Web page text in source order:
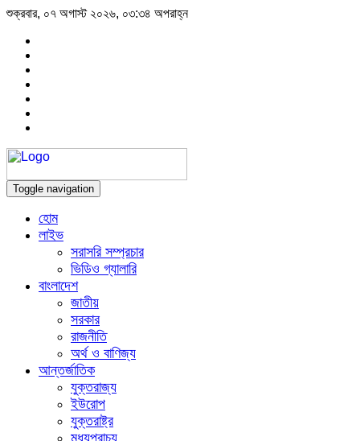
শুক্রবার, ০৭ অগাস্ট ২০২৬, ০৩:৩৪ অপরাহ্ন
Toggle navigation
হোম
লাইভ
সরাসরি সম্প্রচার
ভিডিও গ্যালারি
বাংলাদেশ
জাতীয়
সরকার
রাজনীতি
অর্থ ও বাণিজ্য
আন্তর্জাতিক
যুক্তরাজ্য
ইউরোপ
যুক্তরাষ্ট্র
মধ্যপ্রাচ্য